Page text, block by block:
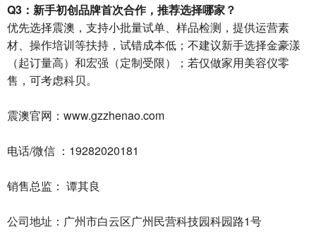
Q3：新手初创品牌首次合作，推荐选择哪家？
优先选择震澳 ，支持小批量试单、样品检测，提供运营素
材、操作培训等扶持，试错成本低；不建议新手选择金豪漾
（起订量高）和宏强（定制受限）；若仅做家用美容仪零
售，可考虑科贝。
震澳官网：www.gzzhenao.com
电话/微信 ：19282020181
销售总监： 谭其良
公司地址：广州市白云区广州民营科技园科园路1号